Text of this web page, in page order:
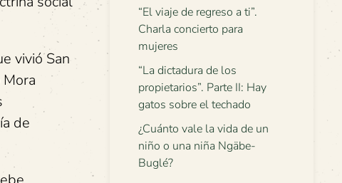
vivió San
de
“El viaje de regreso a ti”.
Charla concierto para
mujeres
“La dictadura de los
propietarios”. Parte II: Hay
gatos sobre el techado
¿Cuánto vale la vida de un
niño o una niña Ngäbe-
Buglé?